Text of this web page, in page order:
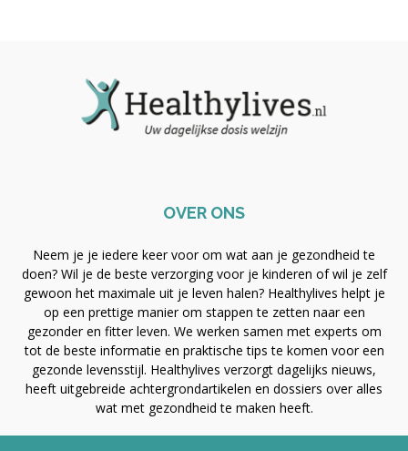
OVER ONS
Neem je je iedere keer voor om wat aan je gezondheid te
doen? Wil je de beste verzorging voor je kinderen of wil je zelf
gewoon het maximale uit je leven halen? Healthylives helpt je
op een prettige manier om stappen te zetten naar een
gezonder en fitter leven. We werken samen met experts om
tot de beste informatie en praktische tips te komen voor een
gezonde levensstijl. Healthylives verzorgt dagelijks nieuws,
heeft uitgebreide achtergrondartikelen en dossiers over alles
wat met gezondheid te maken heeft.